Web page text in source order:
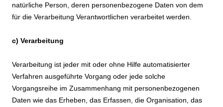
natürliche Person, deren personenbezogene Daten von dem
für die Verarbeitung Verantwortlichen verarbeitet werden.
c) Verarbeitung
Verarbeitung ist jeder mit oder ohne Hilfe automatisierter
Verfahren ausgeführte Vorgang oder jede solche
Vorgangsreihe im Zusammenhang mit personenbezogenen
Daten wie das Erheben, das Erfassen, die Organisation, das